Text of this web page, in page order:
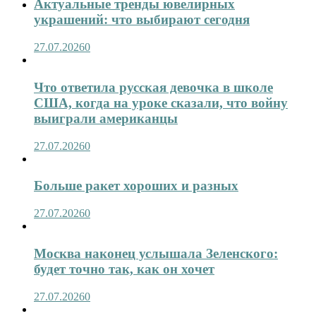
Актуальные тренды ювелирных
украшений: что выбирают сегодня
27.07.20260
Что ответила русская девочка в школе
США, когда на уроке сказали, что войну
выиграли американцы
27.07.20260
Больше ракет хороших и разных
27.07.20260
Москва наконец услышала Зеленского:
будет точно так, как он хочет
27.07.20260